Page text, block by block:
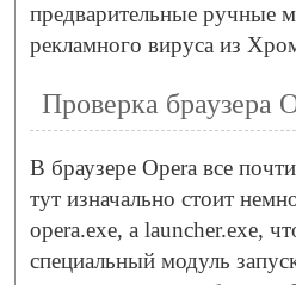
предварительные ручные
рекламного вируса из
Проверка браузера
В браузере Opera все
тут изначально стоит
opera.exe, а launcher.exe,
специальный модуль